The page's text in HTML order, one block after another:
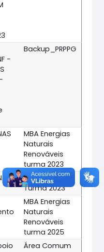
-
Backup_PRPPG
MBA Energias
Naturais
Renováveis
turma 2023
Fitossanidade
Turma 2023
MBA Energias
Naturais
Renováveis
turma 2025
Área Comum